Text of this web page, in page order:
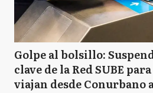
Golpe al bolsillo:
clave de la Red SUBE
viajan desde Conurbano